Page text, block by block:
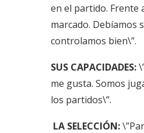
en el partido. Frente
marcado. Debíamos
controlamos bien\”.
SUS CAPACIDADES:
me gusta. Somos
los partidos\”.
LA SELECCIÓN: